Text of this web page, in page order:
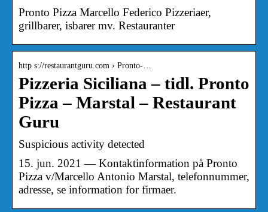
Pronto Pizza Marcello Federico Pizzeriaer,
grillbarer, isbarer mv. Restauranter
http s://restaurantguru.com › Pronto-…
Pizzeria Siciliana – tidl. Pronto
Pizza – Marstal – Restaurant
Guru
Suspicious activity detected
15. jun. 2021 — Kontaktinformation på Pronto
Pizza v/Marcello Antonio Marstal, telefonnummer,
adresse, se information for firmaer.